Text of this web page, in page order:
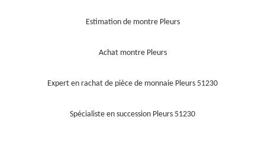
Estimation de montre Pleurs
Achat montre Pleurs
Expert en rachat de pièce de monnaie Pleurs 51230
Spécialiste en succession Pleurs 51230